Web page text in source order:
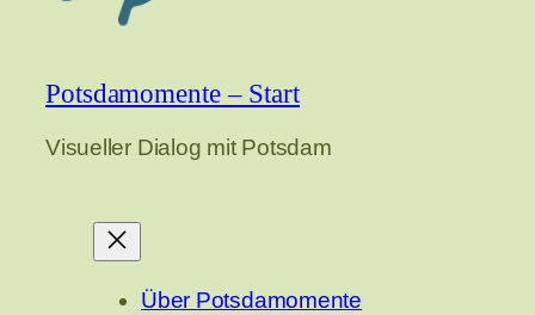
Potsdamomente – Start
Visueller Dialog mit Potsdam
Über Potsdamomente